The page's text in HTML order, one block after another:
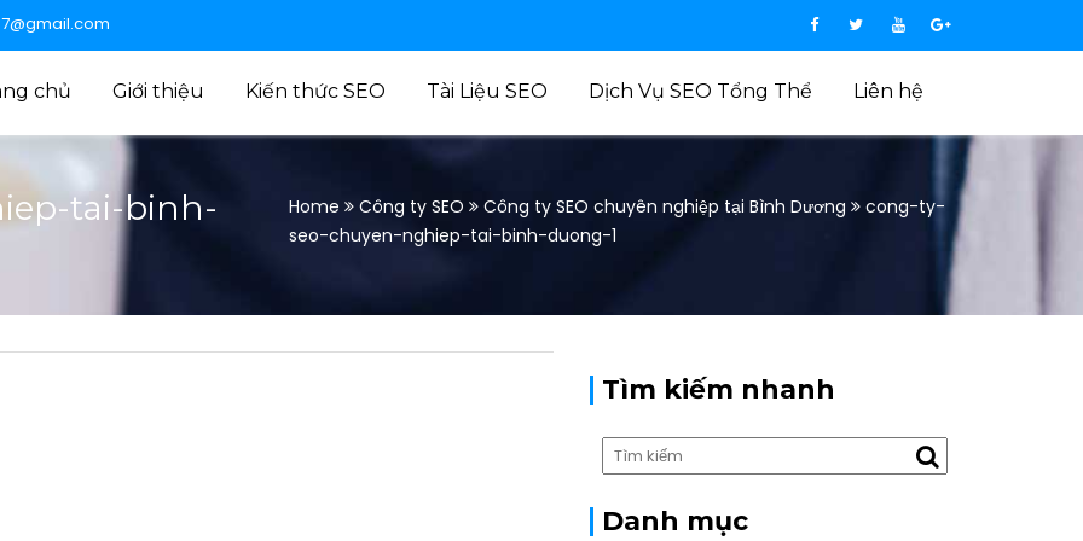
chủ Giới thiệu Kiến thức SEO Tài Liệu SEO Dịch Vụ SEO Tổng Thể Liên hệ
tai-binh-
Home Công ty SEO Công ty SEO chuyên nghiệp tại Bình Dương
cong-ty-
seo-chuyen-nghiep-tai-binh-duong-1
Tìm kiếm nhanh
Danh mục